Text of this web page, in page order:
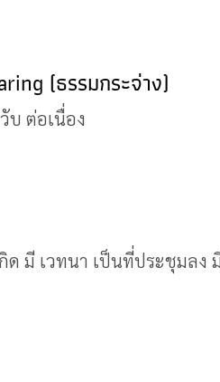
(ธรรมกระจ่าง)
บ ต่อเนื่อง
มี เวทนา เป็นที่ประชุมล